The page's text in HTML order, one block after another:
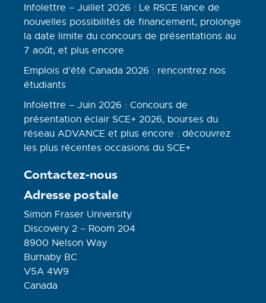
Infolettre – Juillet 2026 : Le RSCE lance de
nouvelles possibilités de financement, prolonge
la date limite du concours de présentations au
7 août, et plus encore
Emplois d’été Canada 2026 : rencontrez nos
étudiants
Infolettre – Juin 2026 : Concours de
présentation éclair SCE+ 2026, bourses du
réseau ADVANCE et plus encore : découvrez
les plus récentes occasions du SCE+
Contactez-nous
Adresse postale
Simon Fraser University
Discovery 2 – Room 204
8900 Nelson Way
Burnaby BC
V5A 4W9
Canada